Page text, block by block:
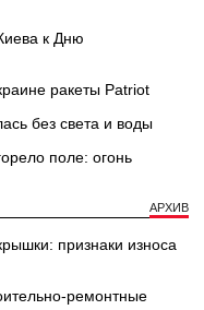
к Дню
ракеты Patriot
без света и воды
поле: огонь
АРХИВ
признаки износа
ремонтные